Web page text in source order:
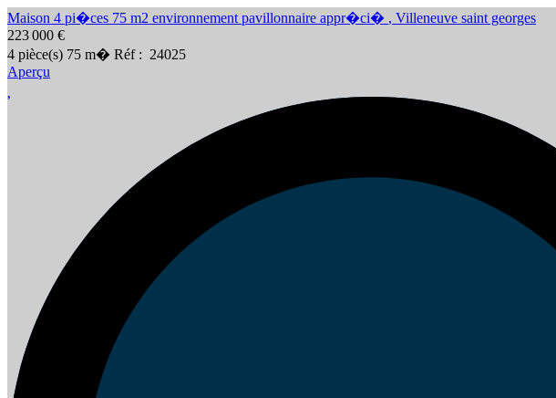
Maison 4 pi�ces 75 m2 environnement pavillonnaire appr�ci� , Villeneuve saint georges
223 000 €
4 pièce(s) 75 m� Réf : 24025
Aperçu